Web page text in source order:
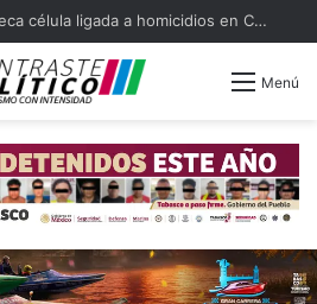
Desarticula FIRT Olmeca célula ligada a homicidios en Centro
Menú